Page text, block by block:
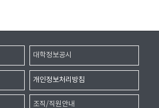
대학정보공시
개인정보처리방침
조직/직원안내